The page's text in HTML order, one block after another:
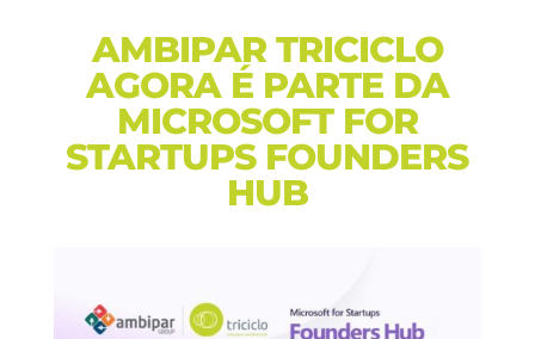
AMBIPAR TRICICLO
AGORA É PARTE DA
MICROSOFT FOR
STARTUPS FOUNDERS
HUB